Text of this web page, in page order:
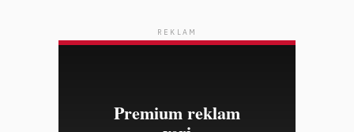
REKLAM